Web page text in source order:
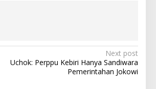
Next post
Uchok: Perppu Kebiri Hanya Sandiwara
Pemerintahan Jokowi